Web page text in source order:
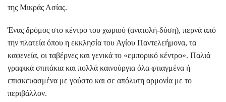
της Μικράς Ασίας.
Ένας δρόμος στο κέντρο του χωριού (ανατολή-δύση), περνά από
την πλατεία όπου η εκκλησία του Αγίου Παντελεήμονα, τα
καφενεία, οι ταβέρνες και γενικά το «εμπορικό κέντρο». Παλιά
γραφικά σπιτάκια και πολλά καινούργια όλα φτιαγμένα ή
επισκευασμένα με γούστο και σε απόλυτη αρμονία με το
περιβάλλον.